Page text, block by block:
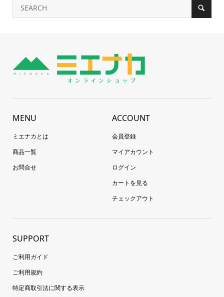
MENU
ミエナカとは
商品一覧
お問合せ
ACCOUNT
会員登録
マイアカウント
ログイン
カートを見る
チェックアウト
SUPPORT
ご利用ガイド
ご利用規約
特定商取引法に関する表示